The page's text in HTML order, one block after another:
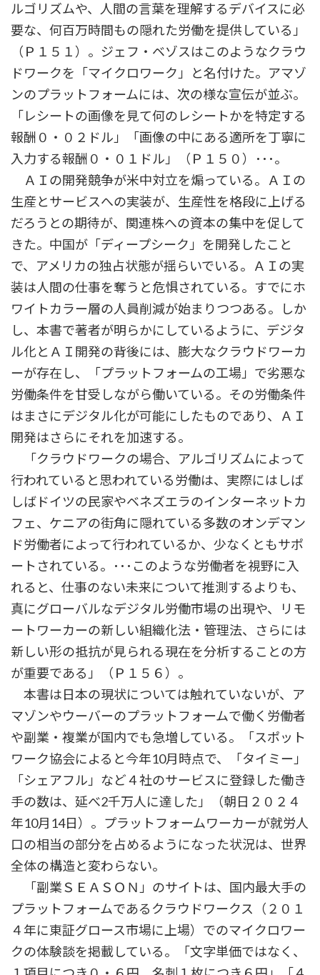
ルゴリズムや、人間の言葉を理解するデバイスに必
要な、何百万時間もの隠れた労働を提供している」
（Ｐ１５１）。ジェフ・ベゾスはこのようなクラウ
ドワークを「マイクロワーク」と名付けた。アマゾ
ンのプラットフォームには、次の様な宣伝が並ぶ。
「レシートの画像を見て何のレシートかを特定する
報酬０・０２ドル」「画像の中にある適所を丁寧に
入力する報酬０・０１ドル」（Ｐ１５０）･･･。
ＡＩの開発競争が米中対立を煽っている。ＡＩの
生産とサービスへの実装が、生産性を格段に上げる
だろうとの期待が、関連株への資本の集中を促して
きた。中国が「ディープシーク」を開発したこと
で、アメリカの独占状態が揺らいでいる。ＡＩの実
装は人間の仕事を奪うと危惧されている。すでにホ
ワイトカラー層の人員削減が始まりつつある。しか
し、本書で著者が明らかにしているように、デジタ
ル化とＡＩ開発の背後には、膨大なクラウドワーカ
ーが存在し、「プラットフォームの工場」で劣悪な
労働条件を甘受しながら働いている。その労働条件
はまさにデジタル化が可能にしたものであり、ＡＩ
開発はさらにそれを加速する。
「クラウドワークの場合、アルゴリズムによって
行われていると思われている労働は、実際にはしば
しばドイツの民家やベネズエラのインターネットカ
フェ、ケニアの街角に隠れている多数のオンデマン
ド労働者によって行われているか、少なくともサポ
ートされている。･･･このような労働者を視野に入
れると、仕事のない未来について推測するよりも、
真にグローバルなデジタル労働市場の出現や、リモ
ートワーカーの新しい組織化法・管理法、さらには
新しい形の抵抗が見られる現在を分析することの方
が重要である」（Ｐ１５６）。
本書は日本の現状については触れていないが、ア
マゾンやウーバーのプラットフォームで働く労働者
や副業・複業が国内でも急増している。「スポット
ワーク協会によると今年10月時点で、「タイミー」
「シェアフル」など４社のサービスに登録した働き
手の数は、延べ2千万人に達した」（朝日２０２４
年10月14日）。プラットフォームワーカーが就労人
口の相当の部分を占めるようになった状況は、世界
全体の構造と変わらない。
「副業ＳＥＡＳＯＮ」のサイトは、国内最大手の
プラットフォームであるクラウドワークス（２０１
４年に東証グロース市場に上場）でのマイクロワー
クの体験談を掲載している。「文字単価ではなく、